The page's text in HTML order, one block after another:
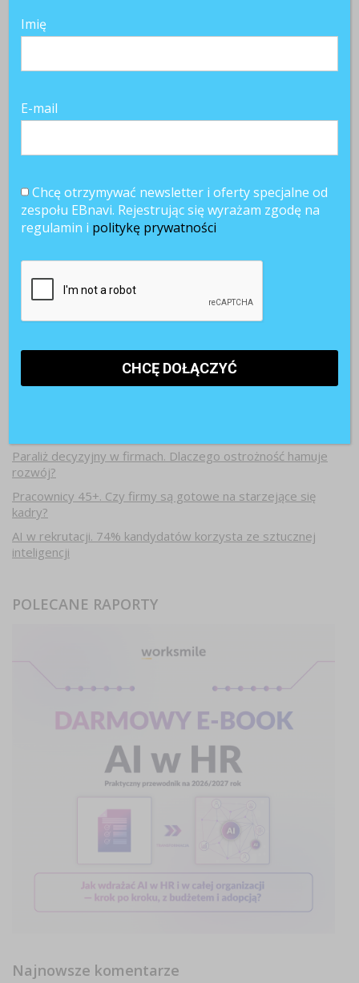
Paraliż decyzyjny w firmach. Dlaczego ostrożność hamuje
rozwój?
Pracownicy 45+. Czy firmy są gotowe na starzejące się
kadry?
AI w rekrutacji. 74% kandydatów korzysta ze sztucznej
inteligencji
POLECANE RAPORTY
Najnowsze komentarze
Imię
E-mail
Chcę otrzymywać newsletter i oferty specjalne od
zespołu EBnavi. Rejestrując się wyrażam zgodę na
regulamin i politykę prywatności